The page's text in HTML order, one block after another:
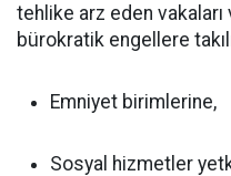
tehlike arz eden
bürokratik engellere
Emniyet birimlerine,
Sosyal hizmetler